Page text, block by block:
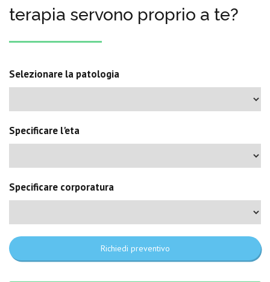
terapia servono proprio a te?
Selezionare la patologia
Specificare l'eta
Specificare corporatura
Richiedi preventivo